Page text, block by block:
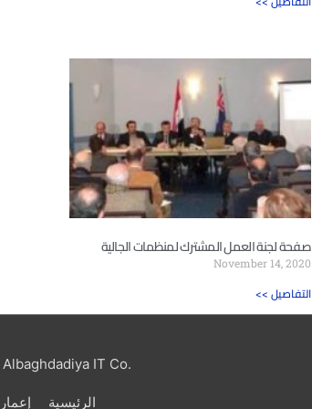
صفحة لجنة العمل المشترك لمنظمات الجالية
November 14, 2020
<< التفاصيل
Albaghdadiya IT Co.
إعمار الرئيسية